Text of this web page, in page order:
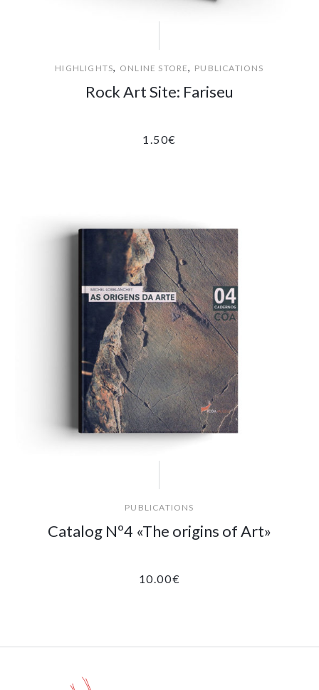
HIGHLIGHTS, ONLINE STORE, PUBLICATIONS
Rock Art Site: Fariseu
1.50€
PUBLICATIONS
Catalog Nº4 «The origins of Art»
10.00€